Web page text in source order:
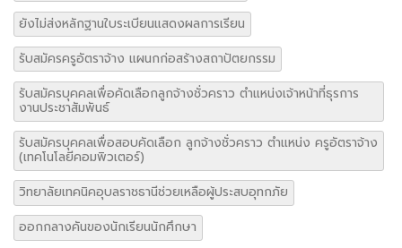
ยังไม่ส่งหลักฐานใบระเบียนแสดงผลการเรียน
รับสมัครครูอัตราจ้าง แผนกก่อสร้างสถาปัตยกรรม
รับสมัครบุคคลเพื่อคัดเลือกลูกจ้างชั่วคราว ตำแหน่งเจ้าหน้าที่ธุรการ
งานประชาสัมพันธ์
รับสมัครบุคคลเพื่อสอบคัดเลือก ลูกจ้างชั่วคราว ตำแหน่ง ครูอัตราจ้าง
(เทคโนโลยีคอมพิวเตอร์)
วิทยาลัยเทคนิคอุบลราชธานีช่วยเหลือผู้ประสบอุทกภัย
ออกกลางคันของนักเรียนนักศึกษา